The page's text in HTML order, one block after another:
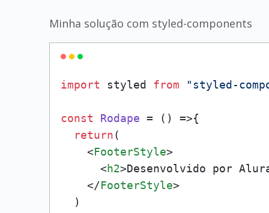
Minha solução com styled-components
import styled from "styled-
const Rodape = ( ) =>{
return(
<FooterStyle>
<h2>Desenvolvido por
</FooterStyle>
  )